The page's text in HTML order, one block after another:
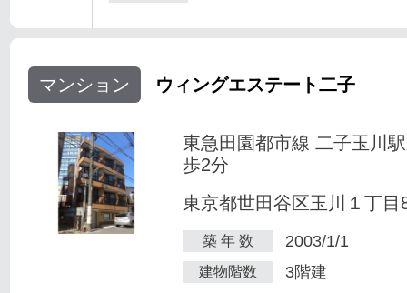
マンション ウィングエステート二子
東急田園都市線 二子玉川
歩2分
東京都世田谷区玉川１丁目
築 年 数 2003/1/1
建物階数 3階建